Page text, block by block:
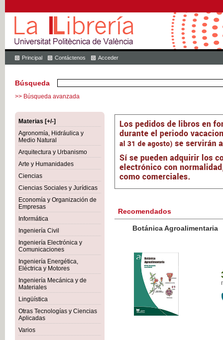
Principal Contáctenos Acceder
Búsqueda
>> Búsqueda avanzada
Materias [+/-]
Agronomía, Hidráulica y
Medio Natural
Arquitectura y Urbanismo
Arte y Humanidades
Ciencias
Ciencias Sociales y Jurídicas
Economía y Organización de
Empresas
Informática
Ingeniería Civil
Ingeniería Electrónica y
Comunicaciones
Ingeniería Energética,
Eléctrica y Motores
Ingeniería Mecánica y de
Materiales
Lingüística
Otras Tecnologías y Ciencias
Aplicadas
Varios
Recomendados
Botánica Agroalimentaria
IVA